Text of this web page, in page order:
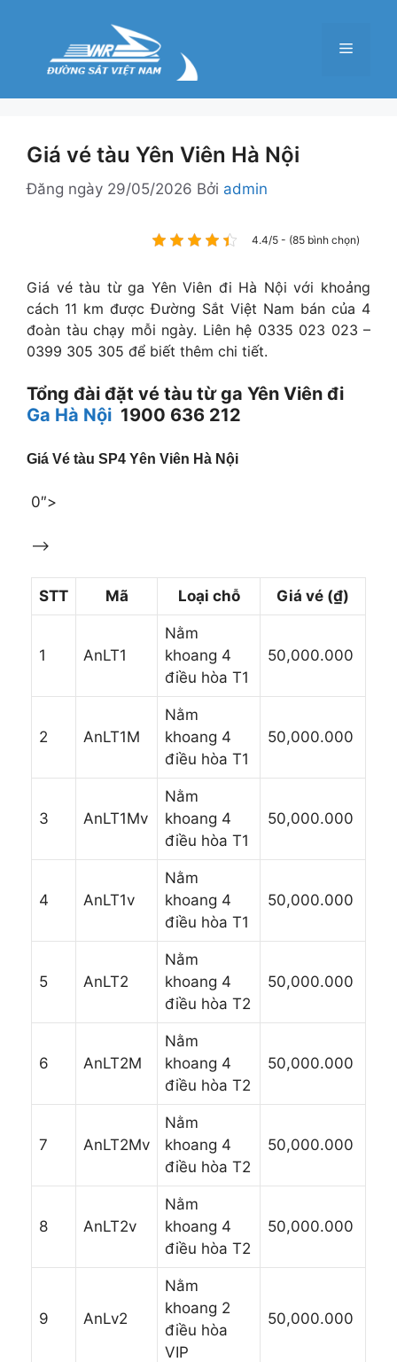
Menu
Giá vé tàu Yên Viên Hà Nội
Đăng ngày 29/05/2026 Bởi admin
4.4/5 - (85 bình chọn)
Giá vé tàu từ ga Yên Viên đi Hà Nội với khoảng
cách 11 km được Đường Sắt Việt Nam bán của 4
đoàn tàu chạy mỗi ngày. Liên hệ 0335 023 023 –
0399 305 305 để biết thêm chi tiết.
Tổng đài đặt vé tàu từ ga Yên Viên đi
Ga Hà Nội 1900 636 212
Giá Vé tàu SP4 Yên Viên Hà Nội
0″>
–>
STT Mã Loại chỗ Giá vé (₫)
1 AnLT1
Nằm
khoang 4
điều hòa T1
50,000.000
2 AnLT1M
Nằm
khoang 4
điều hòa T1
50,000.000
3 AnLT1Mv
Nằm
khoang 4
điều hòa T1
50,000.000
4 AnLT1v
Nằm
khoang 4
điều hòa T1
50,000.000
5 AnLT2
Nằm
khoang 4
điều hòa T2
50,000.000
6 AnLT2M
Nằm
khoang 4
điều hòa T2
50,000.000
7 AnLT2Mv
Nằm
khoang 4
điều hòa T2
50,000.000
8 AnLT2v
Nằm
khoang 4
điều hòa T2
50,000.000
9 AnLv2
Nằm
khoang 2
điều hòa
VIP
50,000.000